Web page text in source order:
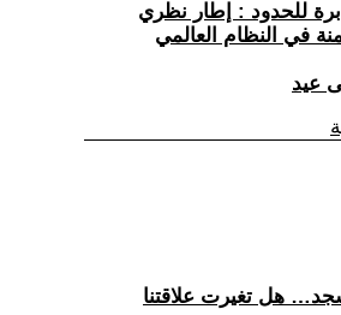
للحدود : إطار نظري
في النظام العالمي
عيد
هل تغيرت علاقتنا